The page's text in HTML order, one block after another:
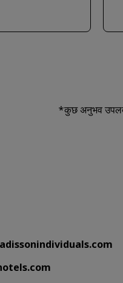
*कुछ अनुभव